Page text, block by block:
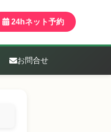
24hネット予約
お問合せ